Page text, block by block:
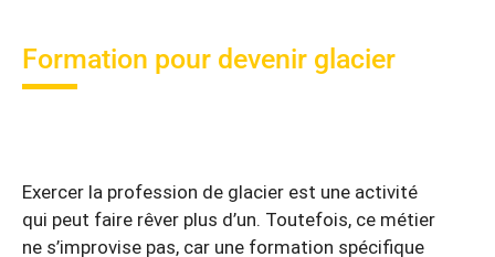
Formation pour devenir glacier
Exercer la profession de glacier est une activité
qui peut faire rêver plus d’un. Toutefois, ce métier
ne s’improvise pas, car une formation spécifique